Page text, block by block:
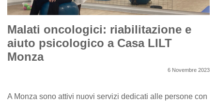
Malati oncologici: riabilitazione e
aiuto psicologico a Casa LILT
Monza
6 Novembre 2023
A Monza sono attivi nuovi servizi dedicati alle persone con